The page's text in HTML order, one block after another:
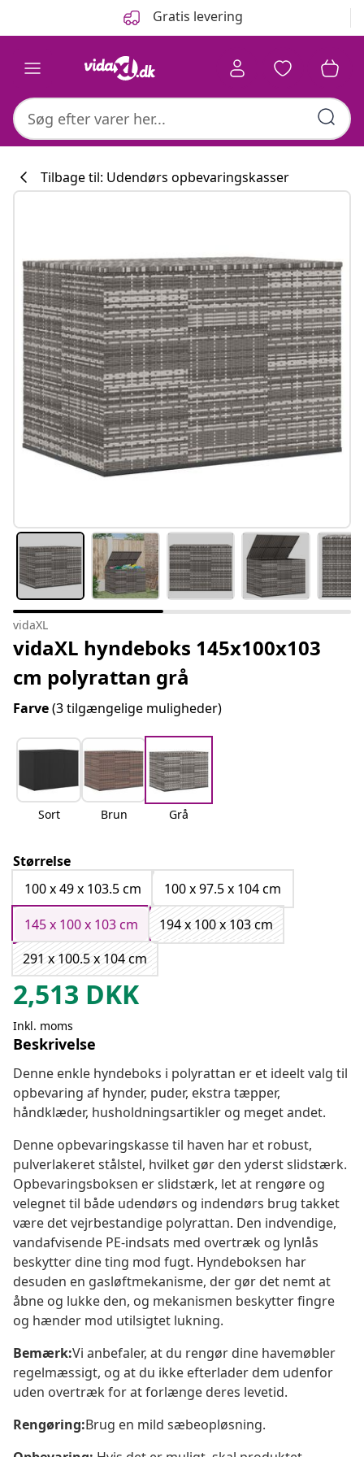
Gratis levering
#sharemevidaxl
Tilbage til: Udendørs opbevaringskasser
vidaXL
vidaXL hyndeboks 145x100x103
cm polyrattan grå
Farve(3 tilgængelige muligheder)
Sort Brun Grå
Størrelse
100 x 49 x 103.5 cm
100 x 97.5 x 104 cm
145 x 100 x 103 cm
194 x 100 x 103 cm
291 x 100.5 x 104 cm
2,513 DKK
Inkl. moms
Beskrivelse
Denne enkle hyndeboks i polyrattan er et ideelt valg til
opbevaring af hynder, puder, ekstra tæpper,
håndklæder, husholdningsartikler og meget andet.
Denne opbevaringskasse til haven har et robust,
pulverlakeret stålstel, hvilket gør den yderst slidstærk.
Opbevaringsboksen er slidstærk, let at rengøre og
velegnet til både udendørs og indendørs brug takket
være det vejrbestandige polyrattan. Den indvendige,
vandafvisende PE-indsats med overtræk og lynlås
beskytter dine ting mod fugt. Hyndeboksen har
desuden en gasløftmekanisme, der gør det nemt at
åbne og lukke den, og mekanismen beskytter fingre
og hænder mod utilsigtet lukning.
Bemærk:Vi anbefaler, at du rengør dine havemøbler
regelmæssigt, og at du ikke efterlader dem udenfor
uden overtræk for at forlænge deres levetid.
Rengøring:Brug en mild sæbeopløsning.